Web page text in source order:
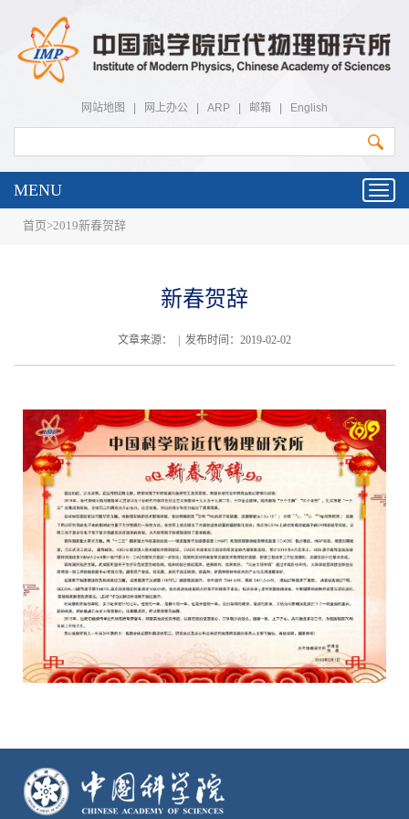
网站地图 网上办公 ARP 邮箱 English
MENU
首页>2019新春贺辞
新春贺辞
文章来源： | 发布时间：2019-02-02